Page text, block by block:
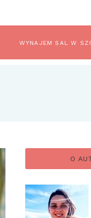
WYNAJEM SAL W
O